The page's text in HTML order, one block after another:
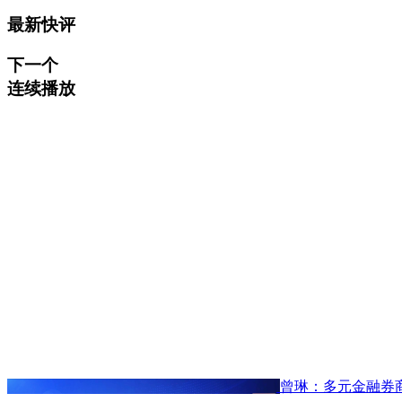
最新快评
下一个
连续播放
曾琳：多元金融券